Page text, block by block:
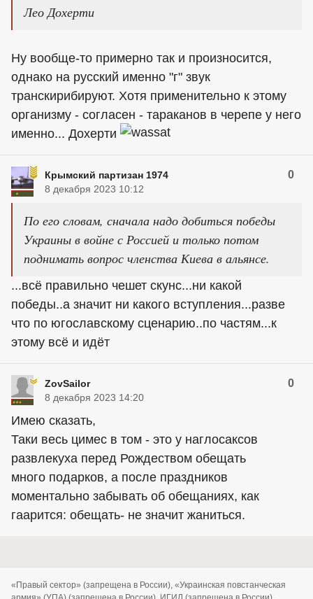
Лео Дохерти
Ну вообще-то примерно так и произносится,
однако на русский именно "г" звук
транскирибируют. Хотя применительно к этому
организму - согласен - тараканов в черепе у него
именно... Дохерти
Крымский партизан 1974 0
8 декабря 2023 10:12
По его словам, сначала надо добиться победы
Украины в войне с Россией и только потом
поднимать вопрос членства Киева в альянсе.
...всё правильно чешет скунс...ни какой
победы..а значит ни какого вступления...разве
что по югославскому сценарию..по частям...к
этому всё и идёт
ZovSailor 0
8 декабря 2023 14:20
Имею сказать,
Таки весь цимес в том - это у наглосаксов
развлекуха перед Рождеством обещать
много подарков, а после праздников
моментально забывать об обещаниях, как
гаарится: обещать- не значит жаниться.
«Правый сектор» (запрещена в России), «Украинская повстанческая